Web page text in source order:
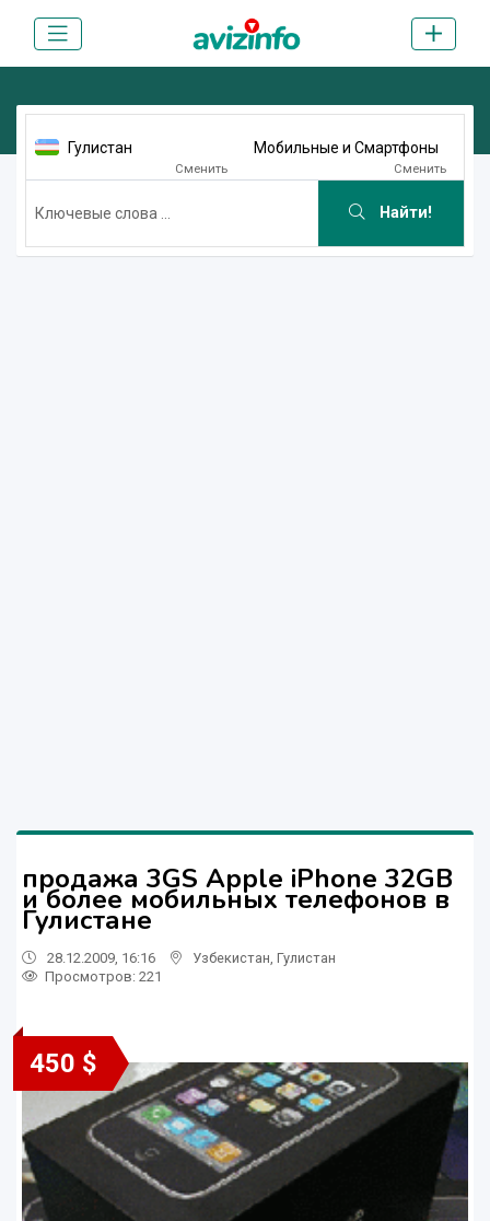
Гулистан
Сменить
Мобильные и Смартфоны
Сменить
Найти!
продажа 3GS Apple iPhone 32GB
и более мобильных телефонов в
Гулистане
28.12.2009, 16:16 Узбекистан Гулистан
Просмотров: 221
450 $